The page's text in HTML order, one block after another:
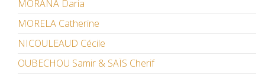
MORANA Daria
MORELA Catherine
NICOULEAUD Cécile
OUBECHOU Samir & SAÏS Cherif